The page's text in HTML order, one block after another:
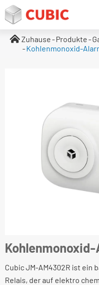
Zuhause Produkte
Kohlenmonoxid-
Cubic JM-AM4302R ist ein
Relais, der auf elektro